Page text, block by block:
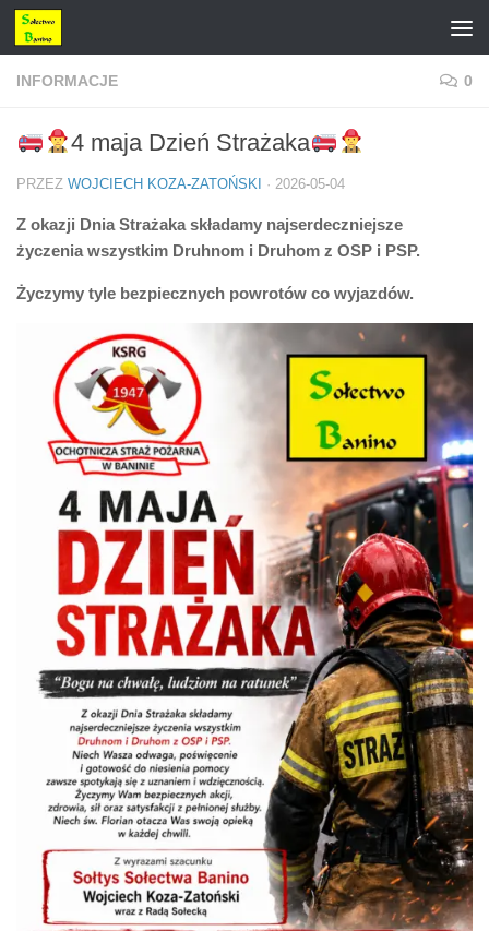
Przejdź do treści
INFORMACJE 0
4 maja Dzień Strażaka
PRZEZ WOJCIECH KOZA-ZATOŃSKI · 2026-05-04
Z okazji Dnia Strażaka składamy najserdeczniejsze
życzenia wszystkim Druhnom i Druhom z OSP i PSP.
Życzymy tyle bezpiecznych powrotów co wyjazdów.